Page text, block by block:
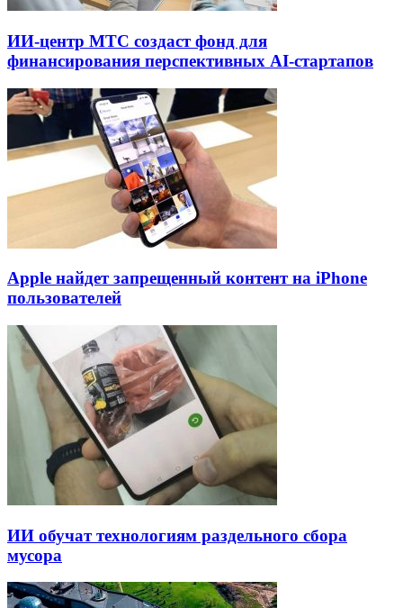
ИИ-центр МТС создаст фонд для
финансирования перспективных AI-стартапов
Apple найдет запрещенный контент на iPhone
пользователей
ИИ обучат технологиям раздельного сбора
мусора